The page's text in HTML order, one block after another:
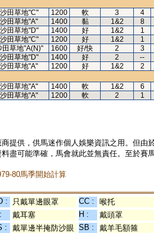
沙田草地"C" 1200 軟 3
4
沙田草地"A" 1400 黏 1&2
8
沙田草地"D" 1400 好 1&2
1
沙田草地"C" 1200 好 1&2
1
田草地"A(N)" 1600 好/快 2
3
沙田草地"D" 1400 好 2
--
沙田草地"A" 1200 好 1&2
2
沙田草地"A" 1400 軟 1&2
6
沙田草地"A" 1200 軟 2 1
提供，供馬迷作個人娛樂資訊之用。但
盡可能準確，馬會就此並無責任。至於賽
80馬季開始計算
: 只戴單邊眼罩 CC :
喉托
戴耳塞 H :
戴頭罩
:
戴單邊半掩防沙眼 SB : 戴羊毛額箍